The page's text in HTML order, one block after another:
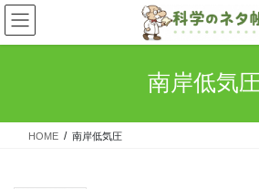
コ
ン
テ
ス
ナ
ビ
ゲ
ン
南岸低気
HOME 南岸低気圧